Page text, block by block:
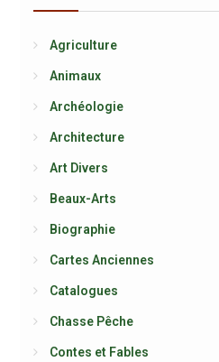
Agriculture
Animaux
Archéologie
Architecture
Art Divers
Beaux-Arts
Biographie
Cartes Anciennes
Catalogues
Chasse Pêche
Contes et Fables